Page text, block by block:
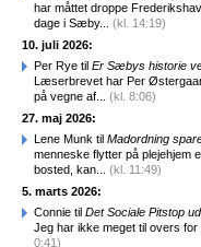
har måttet droppe
dage i Sæby... (kl. 14:19)
10. juli 2026:
Per Rye til Er Sæbys historie
Læserbrevet har Per
på vegne af... (kl. 8:06)
27. maj 2026:
Lene Munk til Madordning
menneske flytter på plejehjem
bosted, kan... (kl. 11:49)
5. marts 2026:
Connie til Det Sociale Pitstop
Jeg har ikke meget til overs for
0:41)